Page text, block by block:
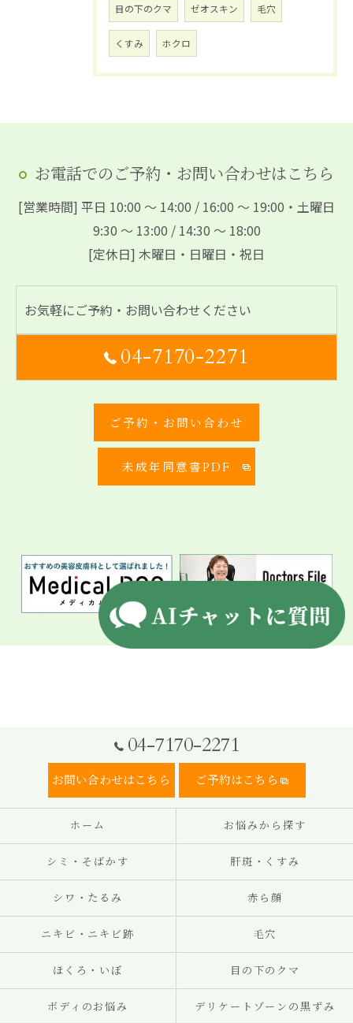
目の下のクマ ゼオスキン 毛穴
くすみ ホクロ
お電話でのご予約・お問い合わせはこちら
[営業時間] 平日 10:00 ～ 14:00 / 16:00 ～ 19:00・土曜日
9:30 ～ 13:00 / 14:30 ～ 18:00
[定休日] 木曜日・日曜日・祝日
お気軽にご予約・お問い合わせください
04-7170-2271
ご予約・お問い合わせ
未成年同意書PDF
04-7170-2271
お問い合わせはこちら ご予約はこちら
ホーム お悩みから探す
シミ・そばかす 肝斑・くすみ
シワ・たるみ 赤ら顔
ニキビ・ニキビ跡 毛穴
ほくろ・いぼ 目の下のクマ
ボディのお悩み デリケートゾーンの黒ずみ